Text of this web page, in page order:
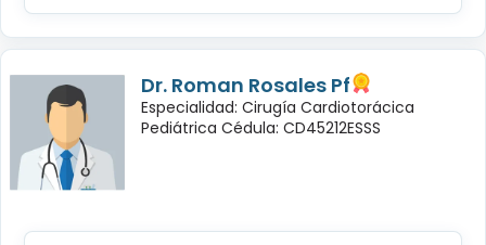
Dr. Roman Rosales Pf
Especialidad: Cirugía Cardiotorácica
Pediátrica Cédula: CD45212ESSS